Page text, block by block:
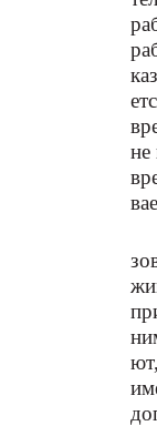
не